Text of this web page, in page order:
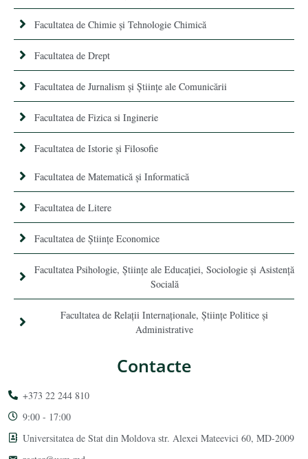
Facultatea de Chimie şi Tehnologie Chimică
Facultatea de Drept
Facultatea de Jurnalism şi Ştiinţe ale Comunicării
Facultatea de Fizica si Inginerie
Facultatea de Istorie şi Filosofie
Facultatea de Matematică şi Informatică
Facultatea de Litere
Facultatea de Științe Economice
Facultatea Psihologie, Ştiinţe ale Educaţiei, Sociologie și Asistență
Socială
Facultatea de Relaţii Internaţionale, Ştiinţe Politice şi
Administrative
Contacte
+373 22 244 810
9:00 - 17:00
Universitatea de Stat din Moldova str. Alexei Mateevici 60, MD-2009